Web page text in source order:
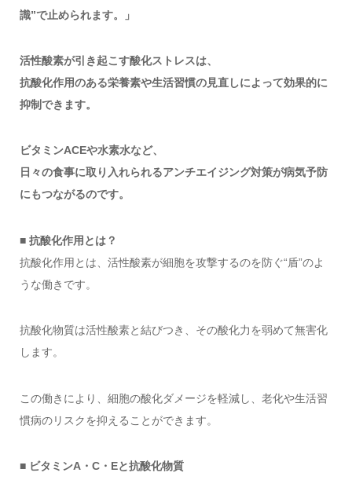
識”で止められます。」
活性酸素が引き起こす酸化ストレスは、
抗酸化作用のある栄養素や生活習慣の見直しによって効果的に
抑制できます。
ビタミンACEや水素水など、
日々の食事に取り入れられるアンチエイジング対策が病気予防
にもつながるのです。
■ 抗酸化作用とは？
抗酸化作用とは、活性酸素が細胞を攻撃するのを防ぐ“盾”のよ
うな働きです。
抗酸化物質は活性酸素と結びつき、その酸化力を弱めて無害化
します。
この働きにより、細胞の酸化ダメージを軽減し、老化や生活習
慣病のリスクを抑えることができます。
■ ビタミンA・C・Eと抗酸化物質